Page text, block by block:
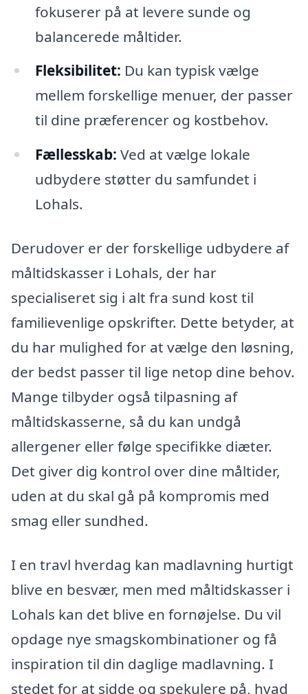
fokuserer på at levere sunde og
balancerede måltider.
Fleksibilitet: Du kan typisk vælge
mellem forskellige menuer, der passer
til dine præferencer og kostbehov.
Fællesskab: Ved at vælge lokale
udbydere støtter du samfundet i
Lohals.
Derudover er der forskellige udbydere af
måltidskasser i Lohals, der har
specialiseret sig i alt fra sund kost til
familievenlige opskrifter. Dette betyder, at
du har mulighed for at vælge den løsning,
der bedst passer til lige netop dine behov.
Mange tilbyder også tilpasning af
måltidskasserne, så du kan undgå
allergener eller følge specifikke diæter.
Det giver dig kontrol over dine måltider,
uden at du skal gå på kompromis med
smag eller sundhed.
I en travl hverdag kan madlavning hurtigt
blive en besvær, men med måltidskasser i
Lohals kan det blive en fornøjelse. Du vil
opdage nye smagskombinationer og få
inspiration til din daglige madlavning. I
stedet for at sidde og spekulere på, hvad